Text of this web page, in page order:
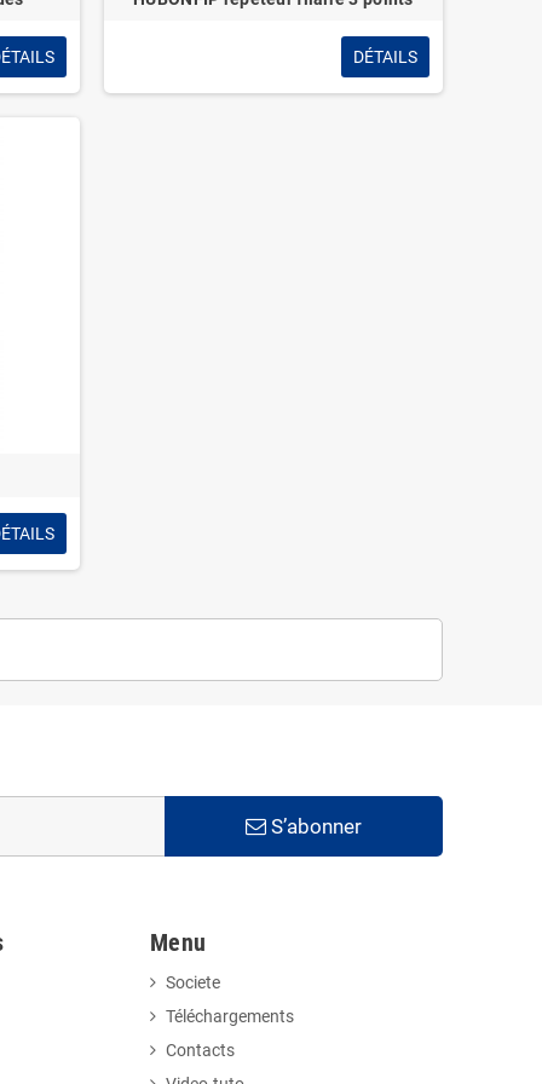
DÉTAILS
S’abonner
Menu
Societe
Téléchargements
Contacts